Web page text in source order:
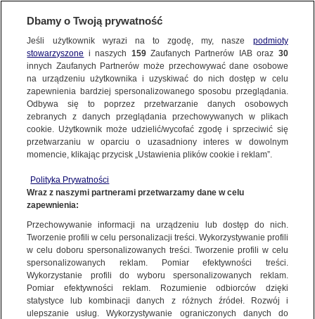
Dbamy o Twoją prywatność
Jeśli użytkownik wyrazi na to zgodę, my, nasze podmioty
stowarzyszone i naszych 159Zaufanych Partnerów IAB oraz 30
innych Zaufanych Partnerów może przechowywać dane osobowe
na urządzeniu użytkownika i uzyskiwać do nich dostęp w celu
zapewnienia bardziej spersonalizowanego sposobu przeglądania.
Odbywa się to poprzez przetwarzanie danych osobowych
zebranych z danych przeglądania przechowywanych w plikach
cookie. Użytkownik może udzielić/wycofać zgodę i sprzeciwić się
przetwarzaniu w oparciu o uzasadniony interes w dowolnym
momencie, klikając przycisk „Ustawienia plików cookie i reklam”.
Polityka Prywatności
Wraz z naszymi partnerami przetwarzamy dane w celu
zapewnienia:
Przechowywanie informacji na urządzeniu lub dostęp do nich.
Tworzenie profili w celu personalizacji treści. Wykorzystywanie profili
w celu doboru spersonalizowanych treści. Tworzenie profili w celu
spersonalizowanych reklam. Pomiar efektywności treści.
Wykorzystanie profili do wyboru spersonalizowanych reklam.
Pomiar efektywności reklam. Rozumienie odbiorców dzięki
statystyce lub kombinacji danych z różnych źródeł. Rozwój i
ulepszanie usług. Wykorzystywanie ograniczonych danych do